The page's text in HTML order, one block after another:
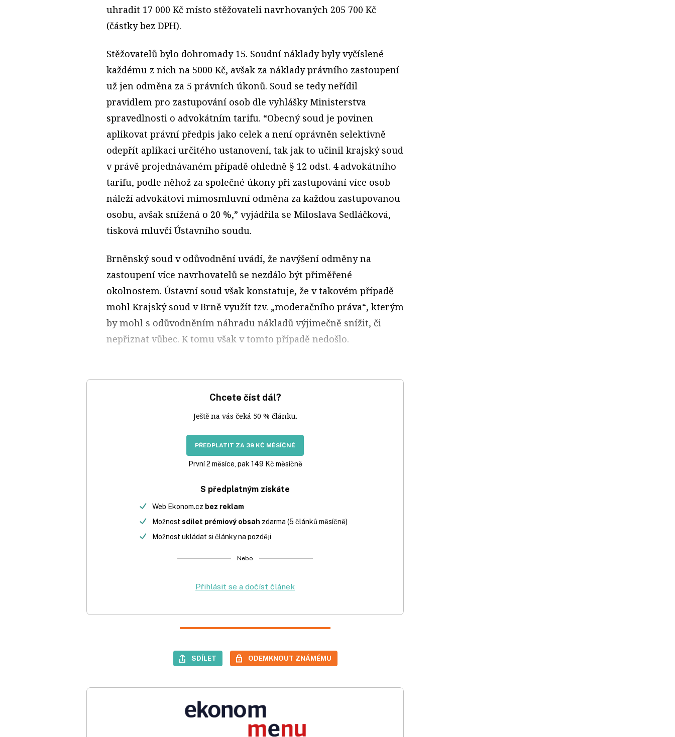
uhradit 17 000 Kč místo stěžovateli navrhovaných 205 700 Kč
(částky bez DPH).
Stěžovatelů bylo dohromady 15. Soudní náklady byly vyčíslené
každému z nich na 5000 Kč, avšak za náklady právního zastoupení
už jen odměna za 5 právních úkonů. Soud se tedy neřídil
pravidlem pro zastupování osob dle vyhlášky Ministerstva
spravedlnosti o advokátním tarifu. “Obecný soud je povinen
aplikovat právní předpis jako celek a není oprávněn selektivně
odepřít aplikaci určitého ustanovení, tak jak to učinil krajský soud
v právě projednávaném případě ohledně § 12 odst. 4 advokátního
tarifu, podle něhož za společné úkony při zastupování více osob
náleží advokátovi mimosmluvní odměna za každou zastupovanou
osobu, avšak snížená o 20 %,” vyjádřila se Miloslava Sedláčková,
tisková mluvčí Ústavního soudu.
Brněnský soud v odůvodnění uvádí, že navýšení odměny na
zastoupení více navrhovatelů se nezdálo být přiměřené
okolnostem. Ústavní soud však konstatuje, že v takovém případě
mohl Krajský soud v Brně využít tzv. „moderačního práva“, kterým
by mohl s odůvodněním náhradu nákladů výjimečně snížit, či
nepřiznat vůbec. K tomu však v tomto případě nedošlo.
Chcete číst dál?
Ještě na vás čeká 50 % článku.
PŘEDPLATIT ZA 39 KČ MĚSÍČNĚ
První 2 měsíce, pak 149 Kč měsíčně
S předplatným získáte
Web Ekonom.cz bez reklam
Možnost sdílet prémiový obsah zdarma (5 článků měsíčně)
Možnost ukládat si články na později
Nebo
Přihlásit se a dočíst článek
SDÍLET ODEMKNOUT ZNÁMÉMU